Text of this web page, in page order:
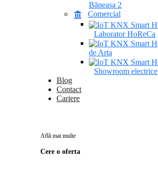
Băneasa 2
Comercial
Laborator HoReCa
de Arta
Showroom electrice
Blog
Contact
Cariere
Află mai multe
Cere o oferta